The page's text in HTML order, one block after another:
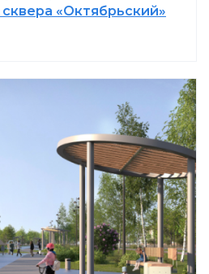
«Октябрьский»